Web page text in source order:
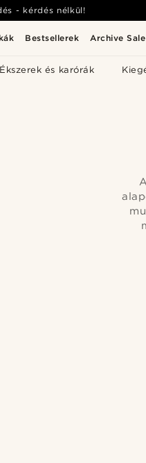
Bestsellerek Archive Sale
Ékszerek és karórák
- kérdés nélkül!